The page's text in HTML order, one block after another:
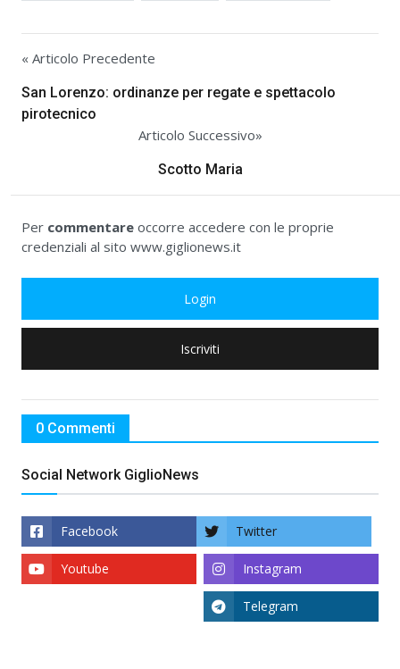
« Articolo Precedente
San Lorenzo: ordinanze per regate e spettacolo
pirotecnico
Articolo Successivo»
Scotto Maria
Per commentare occorre accedere con le proprie
credenziali al sito www.giglionews.it
Login
Iscriviti
0 Commenti
Social Network GiglioNews
Facebook Twitter
Instagram
Youtube
Telegram